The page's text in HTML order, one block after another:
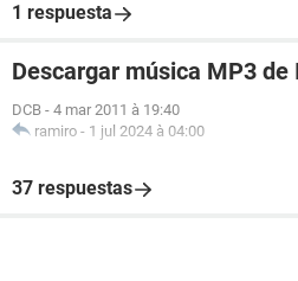
1 respuesta
Descargar música MP3 de
DCB - 4 mar 2011 à 19:40
ramiro - 1 jul 2024 à 04:00
37 respuestas